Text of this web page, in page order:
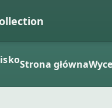
Strona główna